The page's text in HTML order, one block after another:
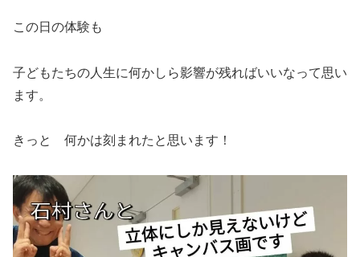
この日の体験も
子どもたちの人生に何かしら影響が残ればいいなって思い
ます。
きっと 何かは刻まれたと思います！